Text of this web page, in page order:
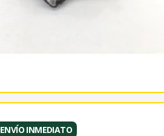
ENVÍO INMEDIATO